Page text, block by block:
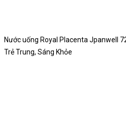
Nước uống Royal Placenta Jpanwell
Trẻ Trung, Sáng Khỏe